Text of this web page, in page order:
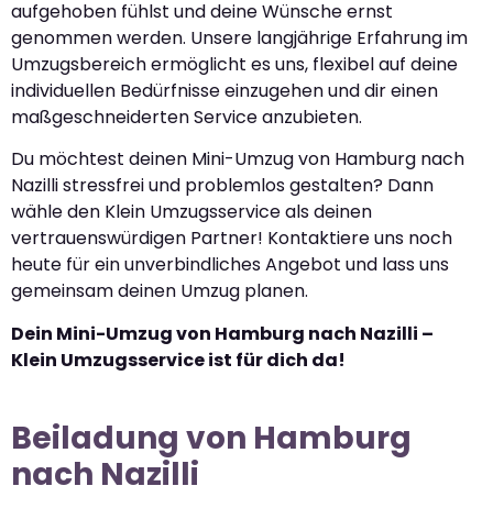
aufgehoben fühlst und deine Wünsche ernst
genommen werden. Unsere langjährige Erfahrung im
Umzugsbereich ermöglicht es uns, flexibel auf deine
individuellen Bedürfnisse einzugehen und dir einen
maßgeschneiderten Service anzubieten.
Du möchtest deinen Mini-Umzug von Hamburg nach
Nazilli stressfrei und problemlos gestalten? Dann
wähle den Klein Umzugsservice als deinen
vertrauenswürdigen Partner! Kontaktiere uns noch
heute für ein unverbindliches Angebot und lass uns
gemeinsam deinen Umzug planen.
Dein Mini-Umzug von Hamburg nach Nazilli –
Klein Umzugsservice ist für dich da!
Beiladung von Hamburg
nach Nazilli